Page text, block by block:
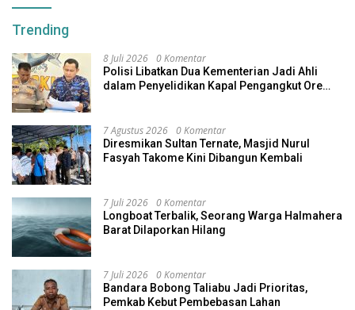
Trending
8 Juli 2026 0 Komentar
Polisi Libatkan Dua Kementerian Jadi Ahli
dalam Penyelidikan Kapal Pengangkut Ore
7 Agustus 2026 0 Komentar
Diresmikan Sultan Ternate, Masjid Nurul
Fasyah Takome Kini Dibangun Kembali
7 Juli 2026 0 Komentar
Longboat Terbalik, Seorang Warga Halmahera
Barat Dilaporkan Hilang
7 Juli 2026 0 Komentar
Bandara Bobong Taliabu Jadi Prioritas,
Pemkab Kebut Pembebasan Lahan